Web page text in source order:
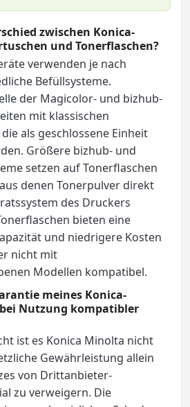
zwischen Konica-
und Tonerflaschen?
verwenden je nach
Befüllsysteme.
der Magicolor- und bizhub-
mit klassischen
als geschlossene Einheit
Größere bizhub- und
setzen auf Tonerflaschen
denen Tonerpulver direkt
des Druckers
bieten eine
und niedrigere Kosten
nicht mit
Modellen kompatibel.
meines Konica-
Nutzung kompatibler
ist es Konica Minolta nicht
Gewährleistung allein
von Drittanbieter-
zu verweigern. Die